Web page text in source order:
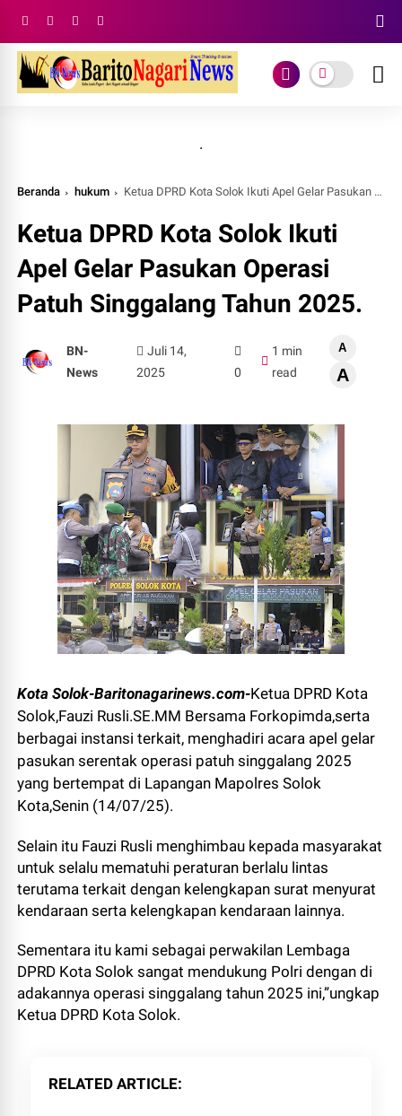
.
Beranda hukum Ketua DPRD Kota Solok Ikuti Apel Gelar Pasukan Operasi Patuh Singgalang Tahun 2025.
Ketua DPRD Kota Solok Ikuti
Apel Gelar Pasukan Operasi
Patuh Singgalang Tahun 2025.
BN-
News
Juli 14,
2025
0
1 min
read
A
A
Kota Solok-Baritonagarinews.com-Ketua DPRD Kota
Solok,Fauzi Rusli.SE.MM Bersama Forkopimda,serta
berbagai instansi terkait, menghadiri acara apel gelar
pasukan serentak operasi patuh singgalang 2025
yang bertempat di Lapangan Mapolres Solok
Kota,Senin (14/07/25).
Selain itu Fauzi Rusli menghimbau kepada masyarakat
untuk selalu mematuhi peraturan berlalu lintas
terutama terkait dengan kelengkapan surat menyurat
kendaraan serta kelengkapan kendaraan lainnya.
Sementara itu kami sebagai perwakilan Lembaga
DPRD Kota Solok sangat mendukung Polri dengan di
adakannya operasi singgalang tahun 2025 ini,”ungkap
Ketua DPRD Kota Solok.
RELATED ARTICLE